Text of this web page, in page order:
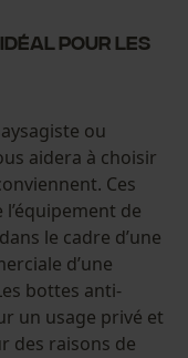
pour les
ou
aidera à choisir
Ces
de
le cadre d’une
d’une
bottes anti-
un usage privé et
des raisons de